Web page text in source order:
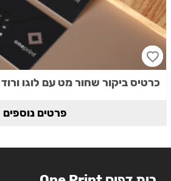
כרטיס ביקור שחור מט עם לוגו ורוד
פרטים נוספים